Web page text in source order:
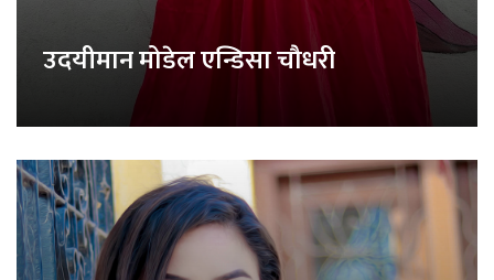
उदयीमान मोडेल एन्डिसा चौधरी